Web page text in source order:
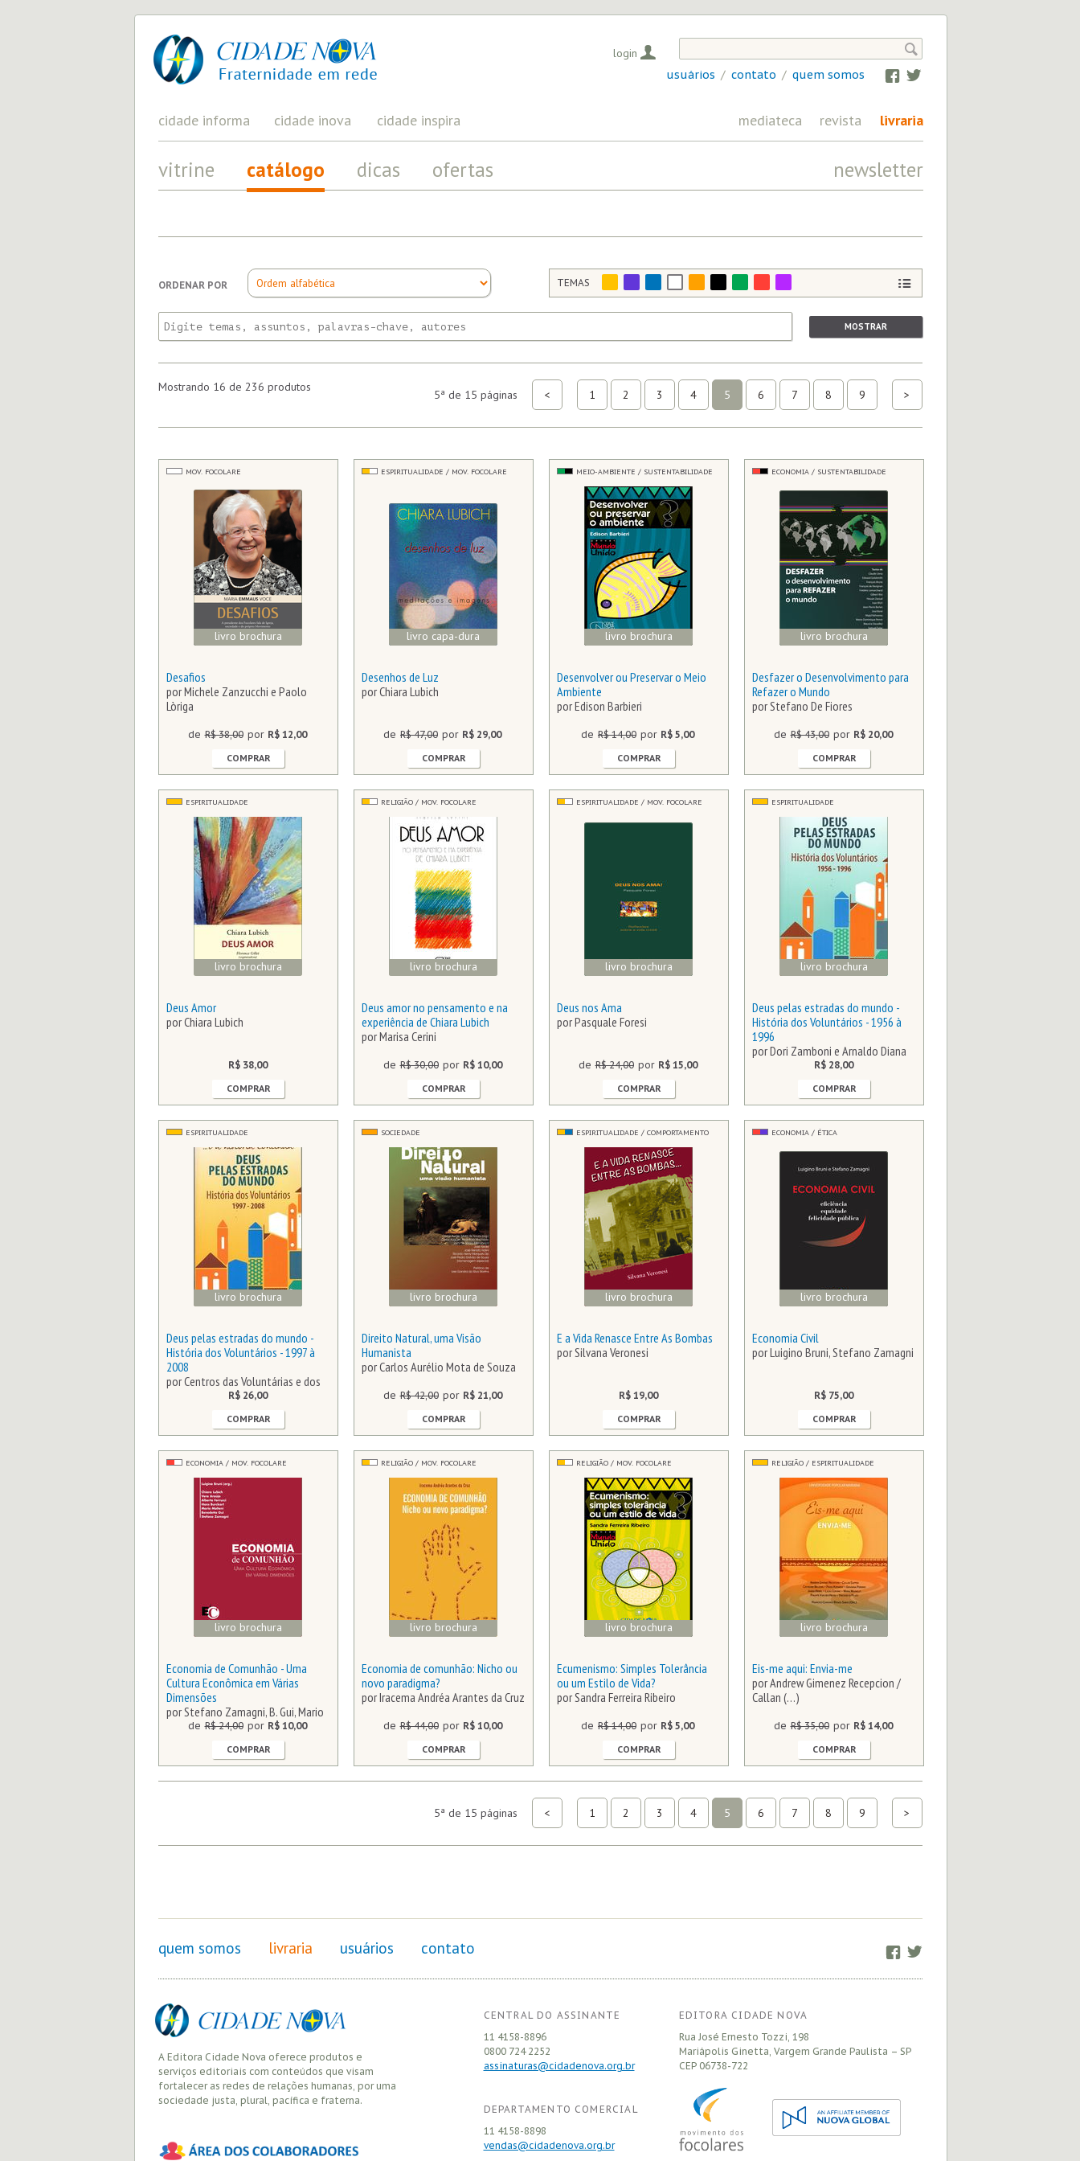
cidade
nova
UM
PROJETO
PELA
FRATERNIDADE
cidade informa cidade inova cidade inspira mediateca revista livraria
vitrine catálogo dicas ofertas newsletter

login
usuários / contato / quem somos Facebook
Twitter
ORDENAR POR TEMAS
Mostrando 16 de 236 produtos
5ª de 15 páginas < 1 2 3 4 5 6 7 8 9 >
MOV. FOCOLARE
livro brochura
Desafios
por Michele Zanzucchi e Paolo
Lòriga
de R$ 38,00 por R$ 12,00
COMPRAR
ESPIRITUALIDADE / MOV. FOCOLARE
livro capa-dura
Desenhos de Luz
por Chiara Lubich
de R$ 47,00 por R$ 29,00
COMPRAR
MEIO-AMBIENTE / SUSTENTABILIDADE
livro brochura
Desenvolver ou Preservar o Meio
Ambiente
por Edison Barbieri
de R$ 14,00 por R$ 5,00
COMPRAR
ECONOMIA / SUSTENTABILIDADE
livro brochura
Desfazer o Desenvolvimento para
Refazer o Mundo
por Stefano De Fiores
de R$ 43,00 por R$ 20,00
COMPRAR
ESPIRITUALIDADE
livro brochura
Deus Amor
por Chiara Lubich
R$ 38,00
COMPRAR
RELIGIÃO / MOV. FOCOLARE
livro brochura
Deus amor no pensamento e na
experiência de Chiara Lubich
por Marisa Cerini
de R$ 30,00 por R$ 10,00
COMPRAR
ESPIRITUALIDADE / MOV. FOCOLARE
livro brochura
Deus nos Ama
por Pasquale Foresi
de R$ 24,00 por R$ 15,00
COMPRAR
ESPIRITUALIDADE
livro brochura
Deus pelas estradas do mundo -
História dos Voluntários - 1956 à
1996
por Dori Zamboni e Arnaldo Diana
R$ 28,00
COMPRAR
ESPIRITUALIDADE
livro brochura
Deus pelas estradas do mundo -
História dos Voluntários - 1997 à
2008
por Centros das Voluntárias e dos
R$ 26,00
COMPRAR
SOCIEDADE
livro brochura
Direito Natural, uma Visão
Humanista
por Carlos Aurélio Mota de Souza
de R$ 42,00 por R$ 21,00
COMPRAR
ESPIRITUALIDADE / COMPORTAMENTO
livro brochura
E a Vida Renasce Entre As Bombas
por Silvana Veronesi
R$ 19,00
COMPRAR
ECONOMIA / ÉTICA
livro brochura
Economia Civil
por Luigino Bruni, Stefano Zamagni
R$ 75,00
COMPRAR
ECONOMIA / MOV. FOCOLARE
livro brochura
Economia de Comunhão - Uma
Cultura Econômica em Várias
Dimensões
por Stefano Zamagni, B. Gui, Mario
Molteni, (…)
de R$ 24,00 por R$ 10,00
COMPRAR
RELIGIÃO / MOV. FOCOLARE
livro brochura
Economia de comunhão: Nicho ou
novo paradigma?
por Iracema Andréa Arantes da Cruz
de R$ 44,00 por R$ 10,00
COMPRAR
RELIGIÃO / MOV. FOCOLARE
livro brochura
Ecumenismo: Simples Tolerância
ou um Estilo de Vida?
por Sandra Ferreira Ribeiro
de R$ 14,00 por R$ 5,00
COMPRAR
RELIGIÃO / ESPIRITUALIDADE
livro brochura
Eis-me aqui: Envia-me
por Andrew Gimenez Recepcion /
Callan (…)
de R$ 35,00 por R$ 14,00
COMPRAR
5ª de 15 páginas < 1 2 3 4 5 6 7 8 9 >
quem somos livraria usuários contato Facebook
Twitter
A Editora Cidade Nova oferece produtos e
serviços editoriais com conteúdos que visam
fortalecer as redes de relações humanas, por uma
sociedade justa, plural, pacífica e fraterna.
CENTRAL DO ASSINANTE
11 4158-8896
0800 724 2252
assinaturas@cidadenova.org.br
DEPARTAMENTO COMERCIAL
11 4158-8898
vendas@cidadenova.org.br
EDITORA CIDADE NOVA
Rua José Ernesto Tozzi, 198
Mariápolis Ginetta, Vargem Grande Paulista – SP
CEP06738-722